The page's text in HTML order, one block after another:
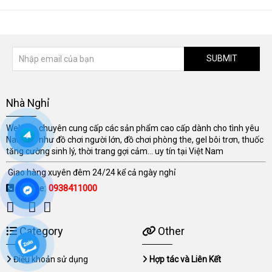
SUBMIT
Nhà Nghỉ
Website chuyên cung cấp các sản phẩm cao cấp dành cho tình yêu
Nam Nữ như đồ chơi người lớn, đồ chơi phòng the, gel bôi trơn, thuốc
tăng cường sinh lý, thời trang gợi cảm... uy tín tại Việt Nam
Giao hàng xuyên đêm 24/24 kể cả ngày nghỉ
Hotline:0938411000
Category
Điều khoản sử dụng
Other
Hợp tác và Liên Kết